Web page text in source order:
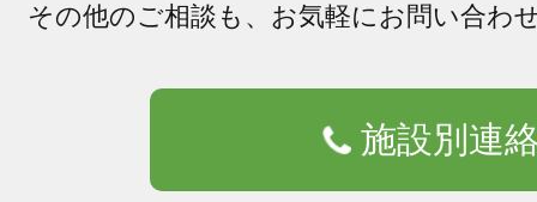
その他のご相談も、お気軽にお問い合わ
施設別連